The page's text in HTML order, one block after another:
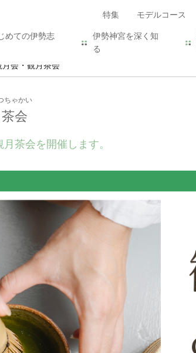
特集 モデルコース
めての伊勢志
伊勢神宮を深く知
る
月会・観月茶会
ちゃかい
会
茶会を開催します。